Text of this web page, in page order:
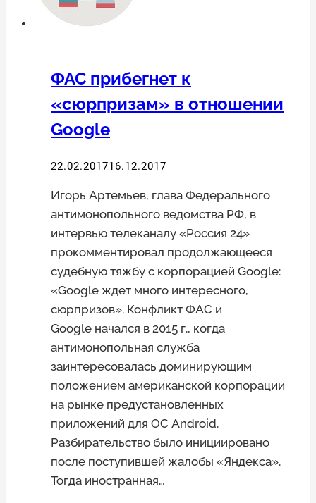
ФАС прибегнет к
«сюрпризам» в отношении
Google
22.02.201716.12.2017
Игорь Артемьев, глава Федерального
антимонопольного ведомства РФ, в
интервью телеканалу «Россия 24»
прокомментировал продолжающееся
судебную тяжбу с корпорацией Google:
«Google ждет много интересного,
сюрпризов». Конфликт ФАС и
Google начался в 2015 г., когда
антимонопольная служба
заинтересовалась доминирующим
положением американской корпорации
на рынке предустановленных
приложений для ОС Android.
Разбирательство было инициировано
после поступившей жалобы «Яндекса».
Тогда иностранная…